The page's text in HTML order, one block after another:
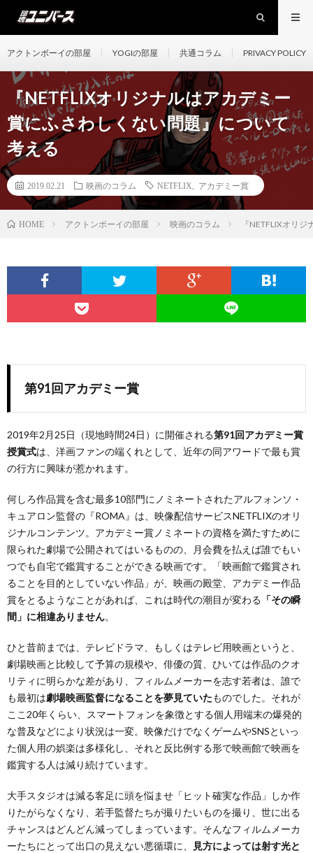
アクトンボーイの部屋 YOGIの部屋 共通コラム PRIVACY POLICY
『NETFLIXオリジナルはアカデミー
賞にふさわしくない問題』について
考える
2019.02.21 映画のコラム NETFLIX アカデミー賞
HOME アクトンボーイの部屋 映画のコラム 『NETFLIXオリ
第91回アカデミー賞
2019年2月25日（現地時間24日）に開催される第91回アカデミー賞
授賞式は、洋画ファンの端くれとして、近年の同アワードで最も賞
の行方に興味が惹かれます。
何しろ作品賞を含む最多10部門にノミネートされたアルフォンソ・
キュアロン監督の『ROMA』は、映像配信サービスNETFLIXのオリ
ジナルコンテンツ。アカデミー賞ノミネートの資格を満たすために
限られた劇場で公開されてはいるものの、月会費を払えば誰でもい
つでも自宅で鑑賞することができる映画です。「映画館で鑑賞され
ることを目的としていない作品」が、映画の殿堂、アカデミー作品
賞をとるようなことがあれば、これは時代の潮目が変わる 「その瞬
間」に相違ありません。
ひと昔前までは、テレビドラマ、もしくはテレビ用映画というと、
劇場映画と比較して予算の規模や、俳優の質、ひいては作品のクオ
リティに明らかな差があり、フィルムメーカーを志す若者は、誰で
も最初は劇場映画監督になることを夢見ていたものでした。それが
ここ20年くらい、スマートフォンを象徴とする個人用端末の爆発的
な普及などにより状況は一変。映像だけでなくゲームやSNSといっ
た個人用の娯楽は多様化し、それと反比例する形で映画館で映画を
鑑賞する人は減り続けています。
大手スタジオは減る客足に頭を悩ませ「ヒット確実な作品」しか作
りたがらなくなり、若手監督たちが撮りたいものを撮り、世に出る
チャンスはどんどん減ってしまっています。そんなフィルムメーカ
ーたちにとって出口の見えない悪循環に、
見方によっては射す光と